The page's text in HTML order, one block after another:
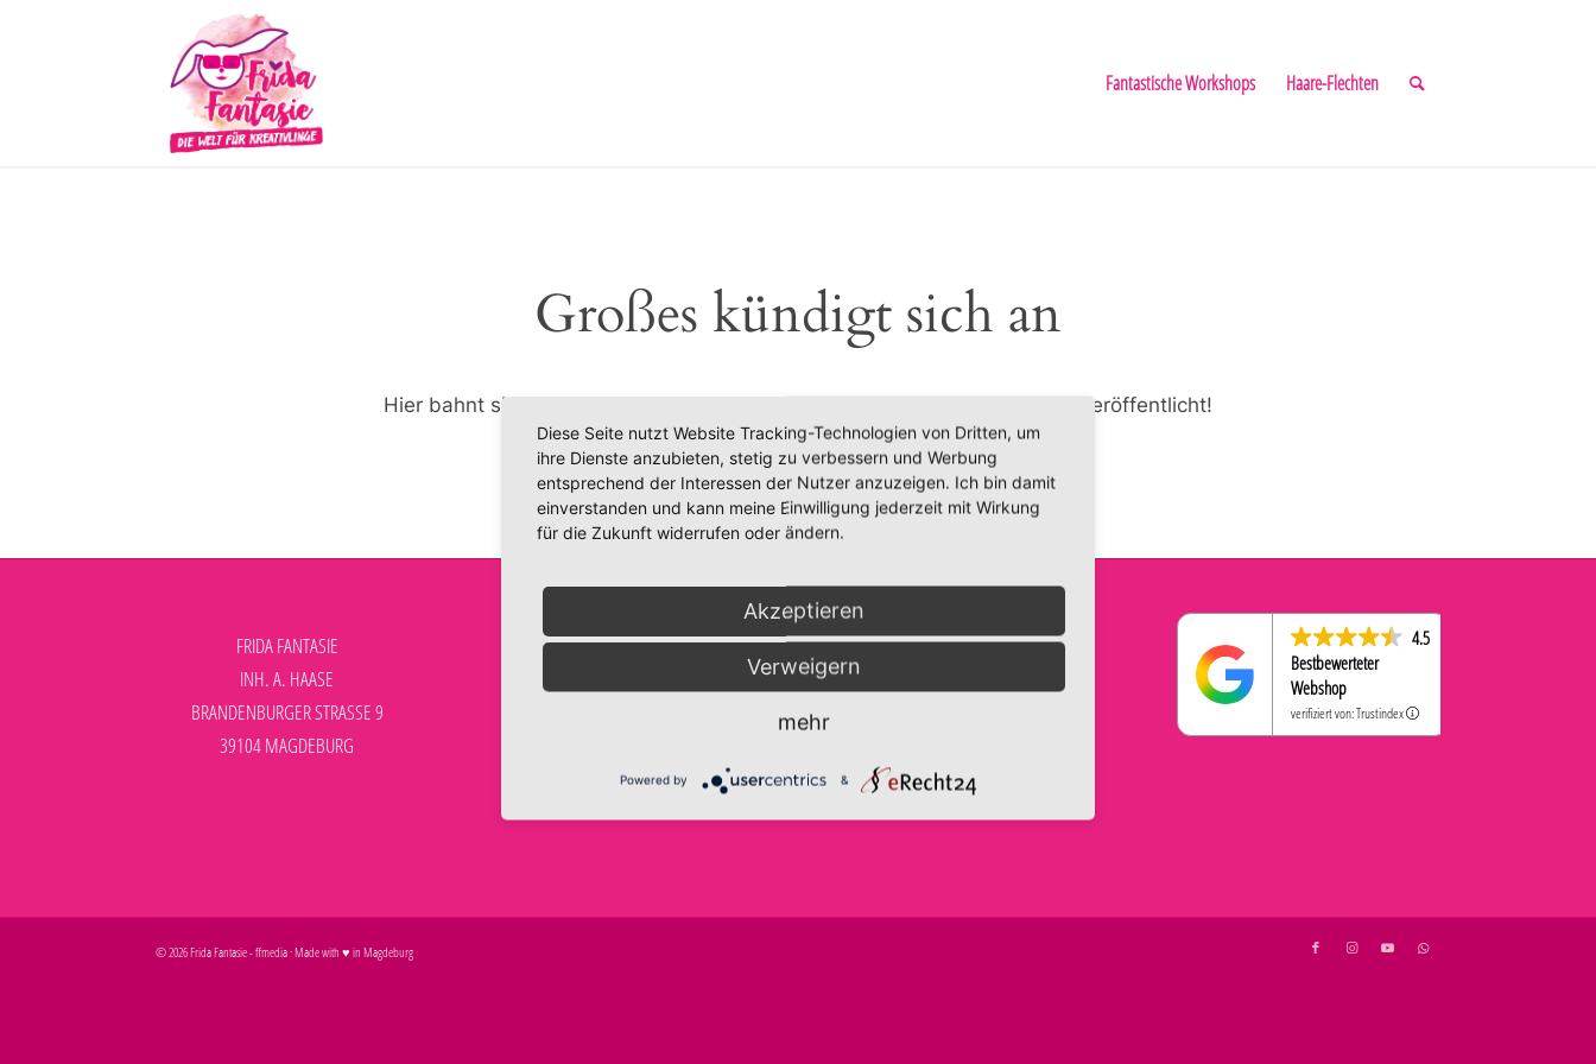
Fantastische Workshops Haare-Flechten
Großes kündigt sich an
Hier bahnt sich etwas Großes an! Unser Shop ist in Arbeit und wird bald veröffentlicht!
FRIDA FANTASIE
INH. A. HAASE
BRANDENBURGER STRASSE 9
39104 MAGDEBURG
info@frida-fantasie.de
AGB
WIDERRUFSBELEHRUNG
4.5
Bestbewerteter
Webshop
verifiziert von: Trustindex
©2026Frida Fantasie-ffmedia· Made with ♥ in Magdeburg
Diese Seite nutzt Website Tracking-Technologien von Dritten, um
ihre Dienste anzubieten, stetig zu verbessern und Werbung
entsprechend der Interessen der Nutzer anzuzeigen. Ich bin damit
einverstanden und kann meine Einwilligung jederzeit mit Wirkung
für die Zukunft widerrufen oder ändern.
Akzeptieren
Verweigern
mehr
Powered by &